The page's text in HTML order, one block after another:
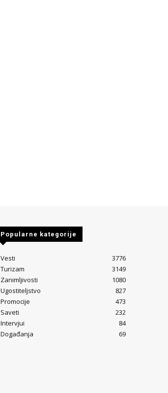
Popularne kategorije
Vesti
3776
Turizam
3149
Zanimljivosti
1080
Ugostiteljstvo
827
Promocije
473
Saveti
232
Intervjui
84
Događanja
69